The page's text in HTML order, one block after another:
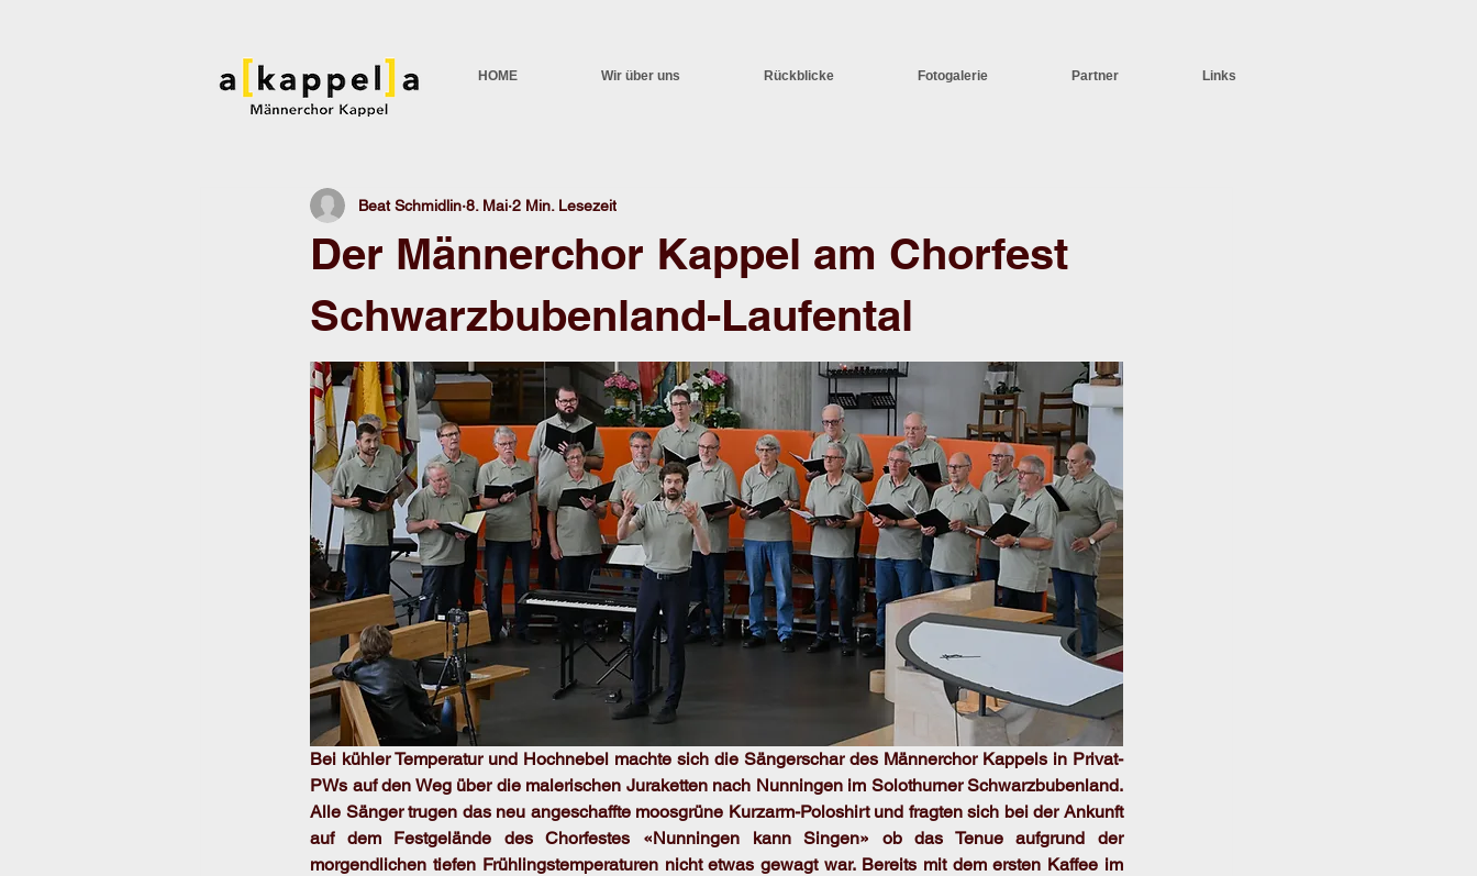
HOME Wir über uns Rückblicke Fotogalerie Partner Links
Der Männerchor Kappel am Chorfest
Schwarzbubenland-Laufental
Beat Schmidlin 8. Mai 2 Min. Lesezeit
Bei kühler Temperatur und Hochnebel machte sich die Sängerschar des Männerchor Kappels in Privat-
PWs auf den Weg über die malerischen Juraketten nach Nunningen im Solothurner Schwarzbubenland.
Alle Sänger trugen das neu angeschaffte moosgrüne Kurzarm-Poloshirt und fragten sich bei der Ankunft
auf dem Festgelände des Chorfestes «Nunningen kann Singen» ob das Tenue aufgrund der
morgendlichen tiefen Frühlingstemperaturen nicht etwas gewagt war. Bereits mit dem ersten Kaffee im